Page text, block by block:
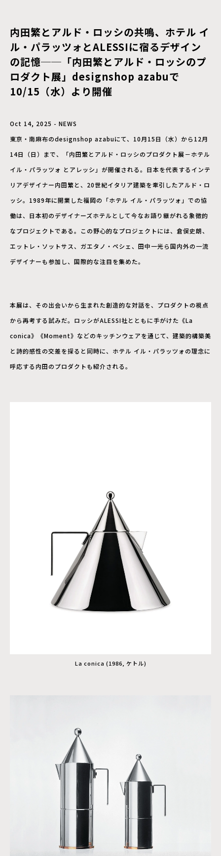
内田繁とアルド・ロッシの共鳴、ホテル イ
ル・パラッツォとALESSIに宿るデザイン
の記憶──「内田繁とアルド・ロッシのプ
ロダクト展」designshop azabuで
10/15（水）より開催
Oct 14, 2025 - NEWS
東京・南麻布のdesignshop azabuにて、10月15日（水）から12月
14日（日）まで、「内田繁とアルド・ロッシのプロダクト展－ホテル
イル・パラッツォ とアレッシ」が開催される。日本を代表するインテ
リアデザイナー内田繁と、20世紀イタリア建築を牽引したアルド・ロ
ッシ。1989年に開業した福岡の「ホテル イル・パラッツォ」での協
働は、日本初のデザイナーズホテルとして今なお語り継がれる象徴的
なプロジェクトである。この野心的なプロジェクトには、倉俣史朗、
エットレ・ソットサス、ガエタノ・ペシェ、田中一光ら国内外の一流
デザイナーも参加し、国際的な注目を集めた。
本展は、その出会いから生まれた創造的な対話を、プロダクトの視点
から再考する試みだ。ロッシがALESSI社とともに手がけた《La
conica》《Moment》などのキッチンウェアを通じて、建築的構築美
と詩的感性の交差を探ると同時に、ホテル イル・パラッツォの理念に
呼応する内田のプロダクトも紹介される。
La conica (1986, ケトル)